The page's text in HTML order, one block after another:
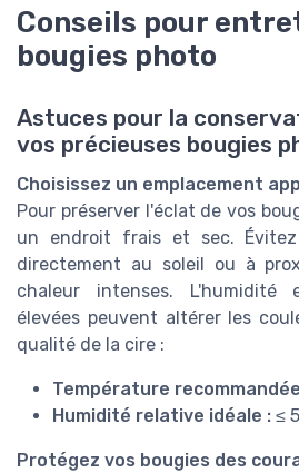
Conseils pour
bougies photo
Astuces pour la
vos précieuses bougies
Choisissez un emplacement
Pour préserver l'éclat de vos
un endroit frais et sec. Évitez
directement au soleil ou à
chaleur intenses. L'humidité
élevées peuvent altérer les
qualité de la cire :
Température
Humidité relative idéale : ≤
Protégez vos bougies des